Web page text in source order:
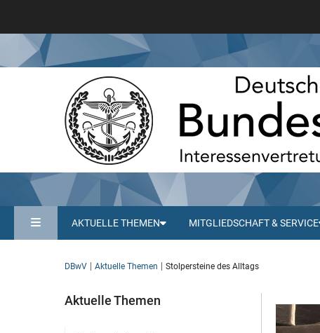
AKTUELLE THEMEN MITGLIEDSCHAFT & SERVICE
DBwV Aktuelle Themen Stolpersteine des Alltags
Aktuelle Themen